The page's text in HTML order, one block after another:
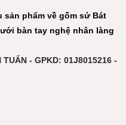
phẩm về gốm sứ Bát
bàn tay nghệ nhân làng
- GPKD: 01J8015216 -